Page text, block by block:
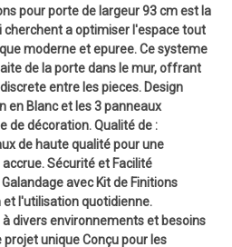
pour porte de largeur 93 cm est la
cherchent a optimiser l'espace tout
moderne et epuree. Ce systeme
de la porte dans le mur, offrant
entre les pieces. Design
en Blanc et les 3 panneaux
de décoration. Qualité de :
de haute qualité pour une
Sécurité et Facilité
avec Kit de Finitions
l'utilisation quotidienne.
divers environnements et besoins
unique Conçu pour les